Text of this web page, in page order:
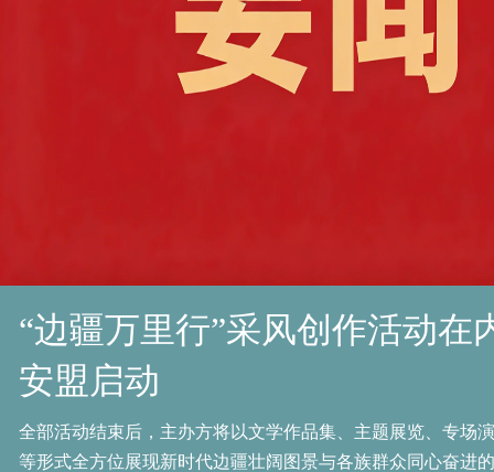
“边疆万里行”采风创作活动在
安盟启动
全部活动结束后，主办方将以文学作品集、主题展览、专场
等形式全方位展现新时代边疆壮阔图景与各族群众同心奋进